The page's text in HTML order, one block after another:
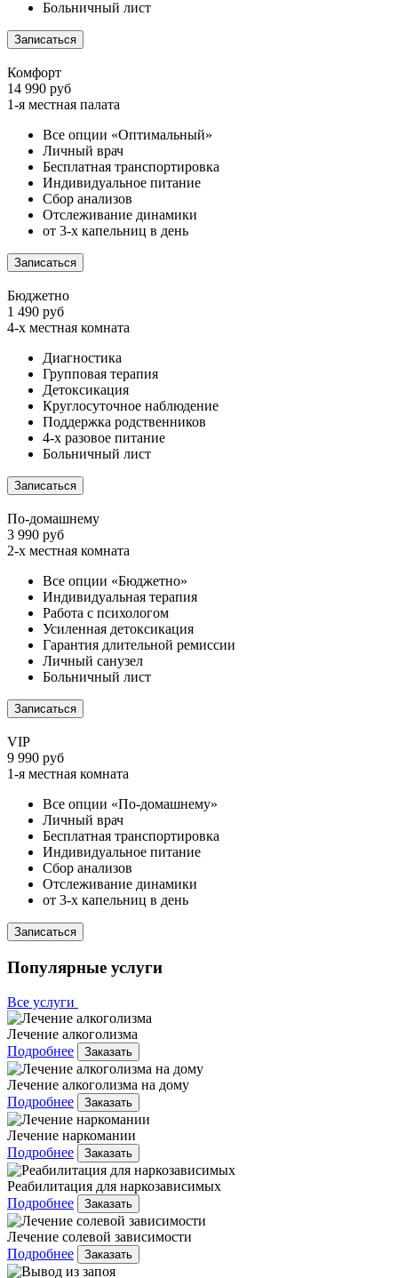
Больничный лист
Записаться
Комфорт
14 990 руб
1-я местная палата
Все опции «Оптимальный»
Личный врач
Бесплатная транспортировка
Индивидуальное питание
Сбор анализов
Отслеживание динамики
от 3-х капельниц в день
Записаться
Бюджетно
1 490 руб
4-х местная комната
Диагностика
Групповая терапия
Детоксикация
Круглосуточное наблюдение
Поддержка родственников
4-х разовое питание
Больничный лист
Записаться
По-домашнему
3 990 руб
2-х местная комната
Все опции «Бюджетно»
Индивидуальная терапия
Работа с психологом
Усиленная детоксикация
Гарантия длительной ремиссии
Личный санузел
Больничный лист
Записаться
VIP
9 990 руб
1-я местная комната
Все опции «По-домашнему»
Личный врач
Бесплатная транспортировка
Индивидуальное питание
Сбор анализов
Отслеживание динамики
от 3-х капельниц в день
Записаться
Популярные услуги
Все услуги
Лечение алкоголизма
Подробнее
Заказать
Лечение алкоголизма на дому
Подробнее
Заказать
Лечение наркомании
Подробнее
Заказать
Реабилитация для наркозависимых
Подробнее
Заказать
Лечение солевой зависимости
Подробнее
Заказать